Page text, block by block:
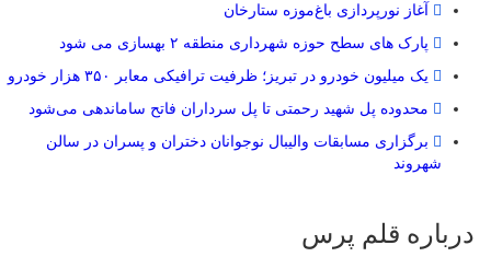
آغاز نورپردازی باغ‌موزه ستارخان
پارک های سطح حوزه شهرداری منطقه ۲ بهسازی می شود
یک میلیون خودرو در تبریز؛ ظرفیت ترافیکی معابر ۳۵۰ هزار خودرو
محدوده پل شهید رحمتی تا پل سرداران فاتح ساماندهی می‌شود
برگزاری مسابقات والیبال نوجوانان دختران و پسران در سالن
شهروند
درباره قلم پرس